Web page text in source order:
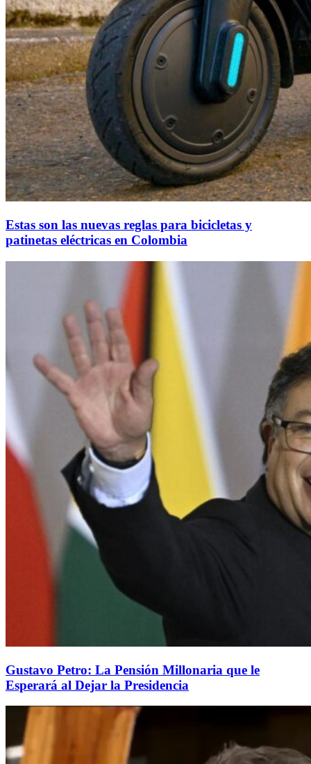
Estas son las nuevas reglas para bicicletas y
patinetas eléctricas en Colombia
Gustavo Petro: La Pensión Millonaria que le
Esperará al Dejar la Presidencia